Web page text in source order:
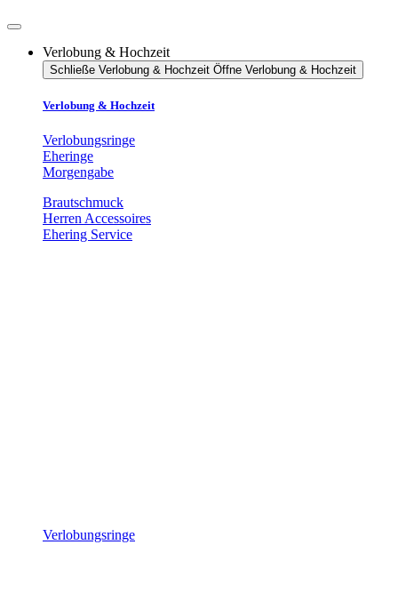
Verlobung & Hochzeit
Schließe Verlobung & Hochzeit Öffne Verlobung & Hochzeit
Verlobung & Hochzeit
Verlobungsringe
Eheringe
Morgengabe
Brautschmuck
Herren Accessoires
Ehering Service
Verlobungsringe